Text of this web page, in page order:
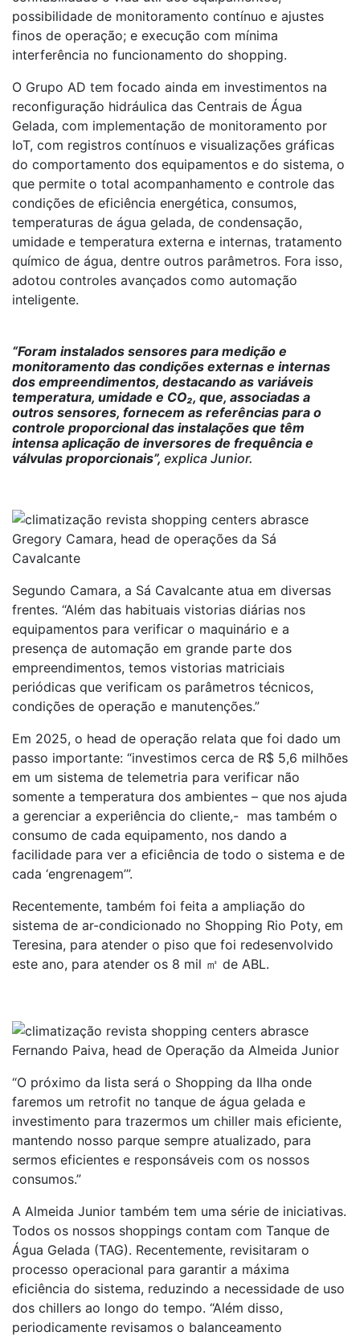
possibilidade de monitoramento contínuo e ajustes
finos de operação; e execução com mínima
interferência no funcionamento do shopping.
O Grupo AD tem focado ainda em investimentos na
reconfiguração hidráulica das Centrais de Água
Gelada, com implementação de monitoramento por
IoT, com registros contínuos e visualizações gráficas
do comportamento dos equipamentos e do sistema, o
que permite o total acompanhamento e controle das
condições de eficiência energética, consumos,
temperaturas de água gelada, de condensação,
umidade e temperatura externa e internas, tratamento
químico de água, dentre outros parâmetros. Fora isso,
adotou controles avançados como automação
inteligente.
“Foram instalados sensores para medição e
monitoramento das condições externas e internas
dos empreendimentos, destacando as variáveis
temperatura, umidade e CO₂, que, associadas a
outros sensores, fornecem as referências para o
controle proporcional das instalações que têm
intensa aplicação de inversores de frequência e
válvulas proporcionais”, explica Junior.
Gregory Camara, head de operações da Sá
Cavalcante
Segundo Camara, a Sá Cavalcante atua em diversas
frentes. “Além das habituais vistorias diárias nos
equipamentos para verificar o maquinário e a
presença de automação em grande parte dos
empreendimentos, temos vistorias matriciais
periódicas que verificam os parâmetros técnicos,
condições de operação e manutenções.”
Em 2025, o head de operação relata que foi dado um
passo importante: “investimos cerca de R$ 5,6 milhões
em um sistema de telemetria para verificar não
somente a temperatura dos ambientes – que nos ajuda
a gerenciar a experiência do cliente,- mas também o
consumo de cada equipamento, nos dando a
facilidade para ver a eficiência de todo o sistema e de
cada ‘engrenagem’”.
Recentemente, também foi feita a ampliação do
sistema de ar-condicionado no Shopping Rio Poty, em
Teresina, para atender o piso que foi redesenvolvido
este ano, para atender os 8 mil ㎡ de ABL.
Fernando Paiva, head de Operação da Almeida Junior
“O próximo da lista será o Shopping da Ilha onde
faremos um retrofit no tanque de água gelada e
investimento para trazermos um chiller mais eficiente,
mantendo nosso parque sempre atualizado, para
sermos eficientes e responsáveis com os nossos
consumos.”
A Almeida Junior também tem uma série de iniciativas.
Todos os nossos shoppings contam com Tanque de
Água Gelada (TAG). Recentemente, revisitaram o
processo operacional para garantir a máxima
eficiência do sistema, reduzindo a necessidade de uso
dos chillers ao longo do tempo. “Além disso,
periodicamente revisamos o balanceamento